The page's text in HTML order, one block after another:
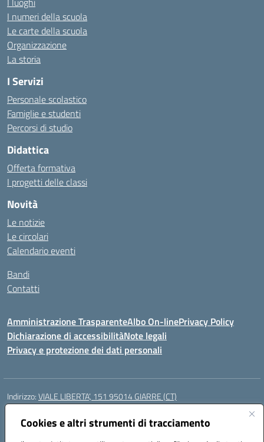
Cookies e altri strumenti di tracciamento
I numeri della scuola
Le carte della scuola
Organizzazione
La storia
I Servizi
Personale scolastico
Famiglie e studenti
Percorsi di studio
Didattica
Offerta formativa
I progetti delle classi
Novità
Le notizie
Le circolari
Calendario eventi
Bandi
Contatti
Amministrazione TrasparenteAlbo On-linePrivacy Policy
Dichiarazione di accessibilitàNote legali
Privacy e protezione dei dati personali
Indirizzo:VIALE LIBERTA’, 151 95014 GIARRE (CT)
Centralino:
Posta elettronica certificata (PEC):ctmm151004@pec.istruzione.it